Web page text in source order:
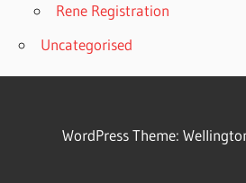
Rene Registration
Uncategorised
WordPress Theme: